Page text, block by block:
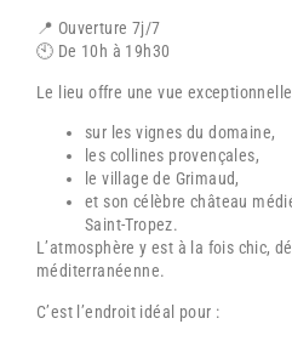
📍 Ouverture 7j/7
🕙 De 10h à 19h30
Le lieu offre une vue
sur les vignes du domaine,
les collines provençales,
le village de Grimaud,
et son célèbre château
Saint-Tropez.
L’atmosphère y est à la fois chic,
méditerranéenne.
C’est l’endroit idéal pour :